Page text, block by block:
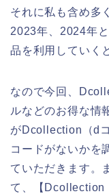
それに私も含め多
2023年、2024年
品を利用していく
なので今回、
ルなどのお得な情
がDcollection（d
コードがないかを
ていただきます。
て、【Dcollection